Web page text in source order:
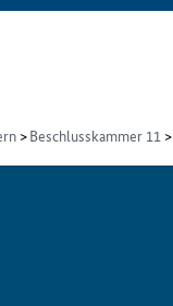
Beschlusskammer 11